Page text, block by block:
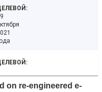
on re-engineered e-